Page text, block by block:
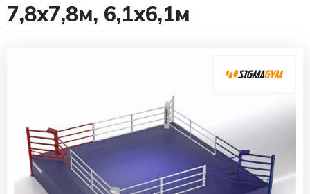
7,8х7,8м, 6,1х6,1м